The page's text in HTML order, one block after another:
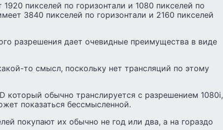
пикселей по горизонтали и 1080 пикселей по
3840 пикселей по горизонтали и 2160 пикселей
разрешения дает очевидные преимущества в виде
то смысл, поскольку нет трансляций по этому
который обычно транслируется с разрешением 1080i,
показаться бессмысленной.
покупают их обычно не год или два, а на гораздо